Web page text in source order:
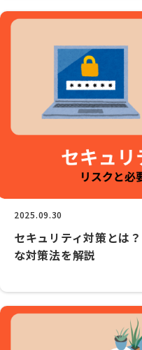
2025.09.30
セキュリティ対策とは
な対策法を解説